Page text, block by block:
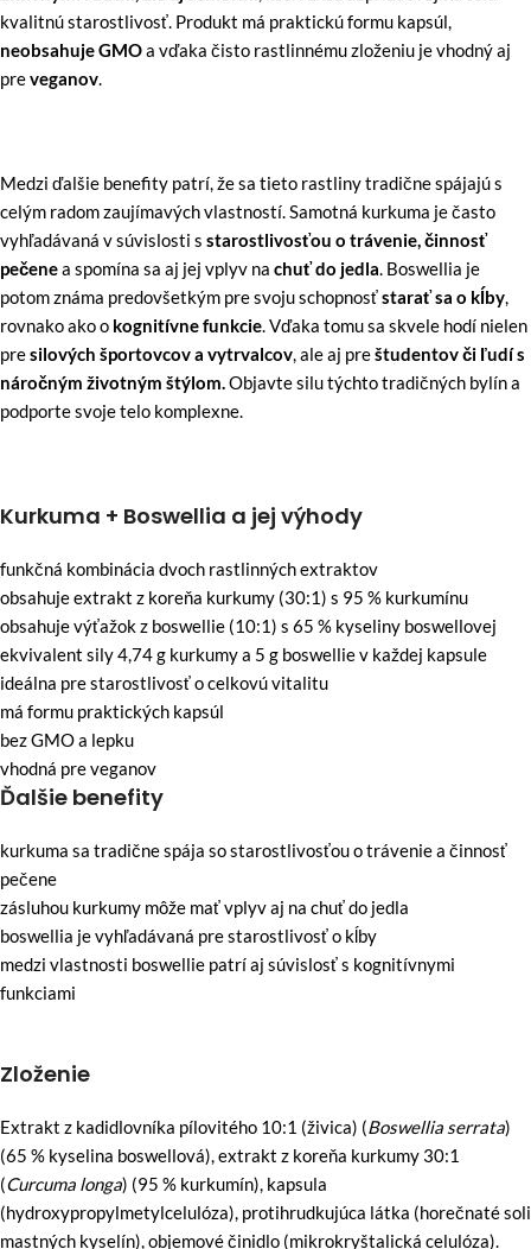
kvalitnú starostlivosť. Produkt má praktickú formu kapsúl,
neobsahuje GMOa vďaka čisto rastlinnému zloženiu je vhodný aj
preveganov.
Medzi ďalšie benefity patrí, že sa tieto rastliny tradične spájajú s
celým radom zaujímavých vlastností. Samotná kurkuma je často
vyhľadávaná v súvislosti s starostlivosťou o trávenie, činnosť
pečenea spomína sa aj jej vplyv na chuť do jedla. Boswellia je
potom známa predovšetkým pre svoju schopnosťstarať sa o kĺby,
rovnako ako o kognitívne funkcie. Vďaka tomu sa skvele hodí nielen
presilových športovcov a vytrvalcov, ale aj preštudentov či ľudí s
náročným životným štýlom.Objavte silu týchto tradičných bylín a
podporte svoje telo komplexne.
Kurkuma + Boswellia a jej výhody
funkčná kombinácia dvoch rastlinných extraktov
obsahuje extrakt z koreňa kurkumy (30:1) s 95 % kurkumínu
obsahuje výťažok z boswellie (10:1) s 65 % kyseliny boswellovej
ekvivalent sily 4,74 g kurkumy a 5 g boswellie v každej kapsule
ideálna pre starostlivosť o celkovú vitalitu
má formu praktických kapsúl
bez GMO a lepku
vhodná pre veganov
Ďalšie benefity
kurkuma sa tradične spája so starostlivosťou o trávenie a činnosť
pečene
zásluhou kurkumy môže mať vplyv aj na chuť do jedla
boswellia je vyhľadávaná pre starostlivosť o kĺby
medzi vlastnosti boswellie patrí aj súvislosť s kognitívnymi
funkciami
Zloženie
Extrakt z kadidlovníka pílovitého 10:1 (živica) (Boswellia serrata)
(65 % kyselina boswellová), extrakt z koreňa kurkumy 30:1
(Curcuma longa) (95 % kurkumín), kapsula
(hydroxypropylmetylcelulóza), protihrudkujúca látka (horečnaté soli
mastných kyselín), objemové činidlo (mikrokryštalická celulóza).